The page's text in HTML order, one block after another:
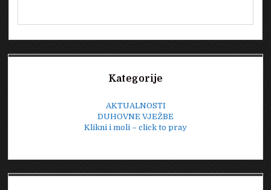
Kategorije
AKTUALNOSTI
DUHOVNE VJEŽBE
Klikni i moli – click to pray